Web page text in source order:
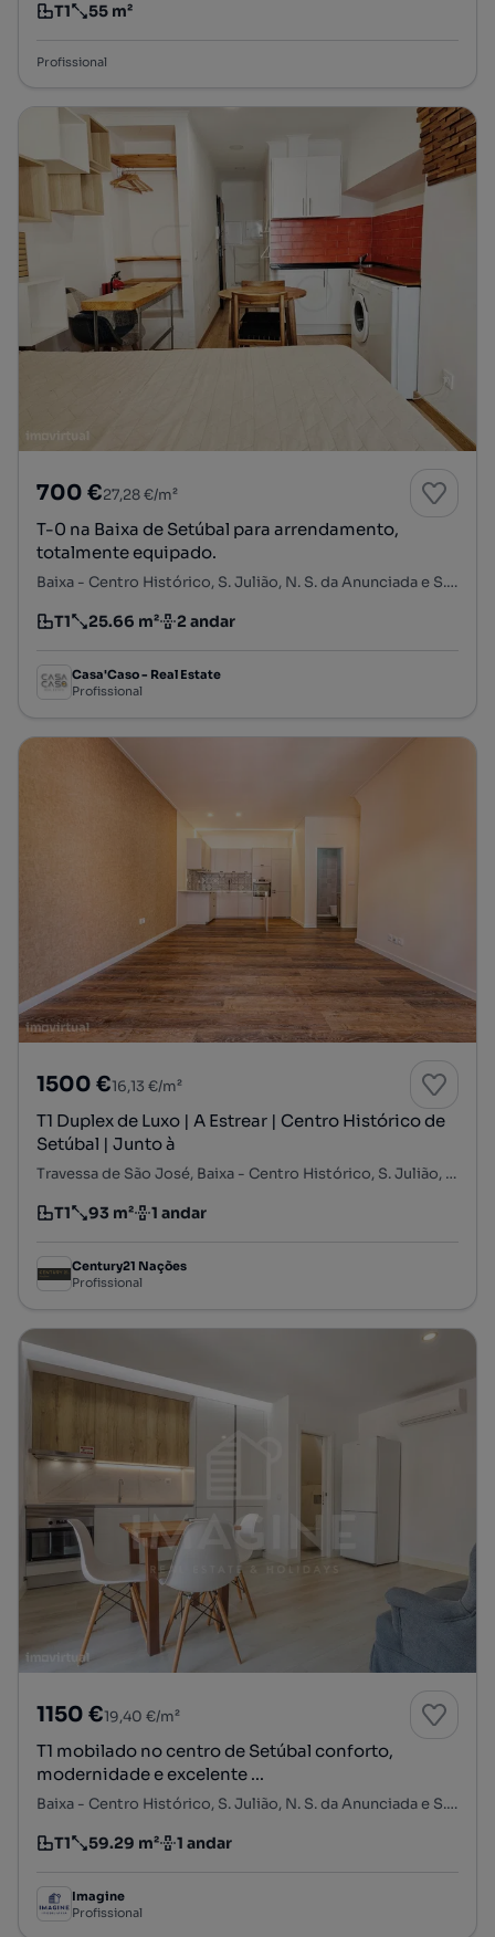
Tipologia
T1
Preço por metro quadrado
55 m²
Profissional
700 €27,28 €/m²
T-0 na Baixa de Setúbal para arrendamento,
totalmente equipado.
Baixa - Centro Histórico, S. Julião, N. S. da Anunciada e S. Maria da Graça, Setúbal, Setúbal
Tipologia
T1
Preço por metro quadrado
25.66 m²
Andar 2 andar
Casa'Caso - Real Estate
Profissional
1500 €16,13 €/m²
T1 Duplex de Luxo | A Estrear | Centro Histórico de
Setúbal | Junto à
Travessa de São José, Baixa - Centro Histórico, S. Julião, N. S. da Anunciada e S. Maria da Graça, Setúbal, Setúbal
Tipologia
T1
Preço por metro quadrado
93 m²
Andar 1 andar
Century21 Nações
Profissional
1150 €19,40 €/m²
T1 mobilado no centro de Setúbal conforto,
modernidade e excelente ...
Baixa - Centro Histórico, S. Julião, N. S. da Anunciada e S. Maria da Graça, Setúbal, Setúbal
Tipologia
T1
Preço por metro quadrado
59.29 m²
Andar 1 andar
Imagine
Profissional